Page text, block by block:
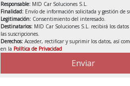
Responsable: MID Car Soluciones S.L.
Finalidad: Envío de información solicitada y gestión de
Legitimación: Consentimiento del interesado.
Destinatarios: MID Car Soluciones S.L. recibirá los
las suscripciones.
Derechos:Acceder, rectificar y suprimir los datos, así
en la Política de Privacidad
Enviar